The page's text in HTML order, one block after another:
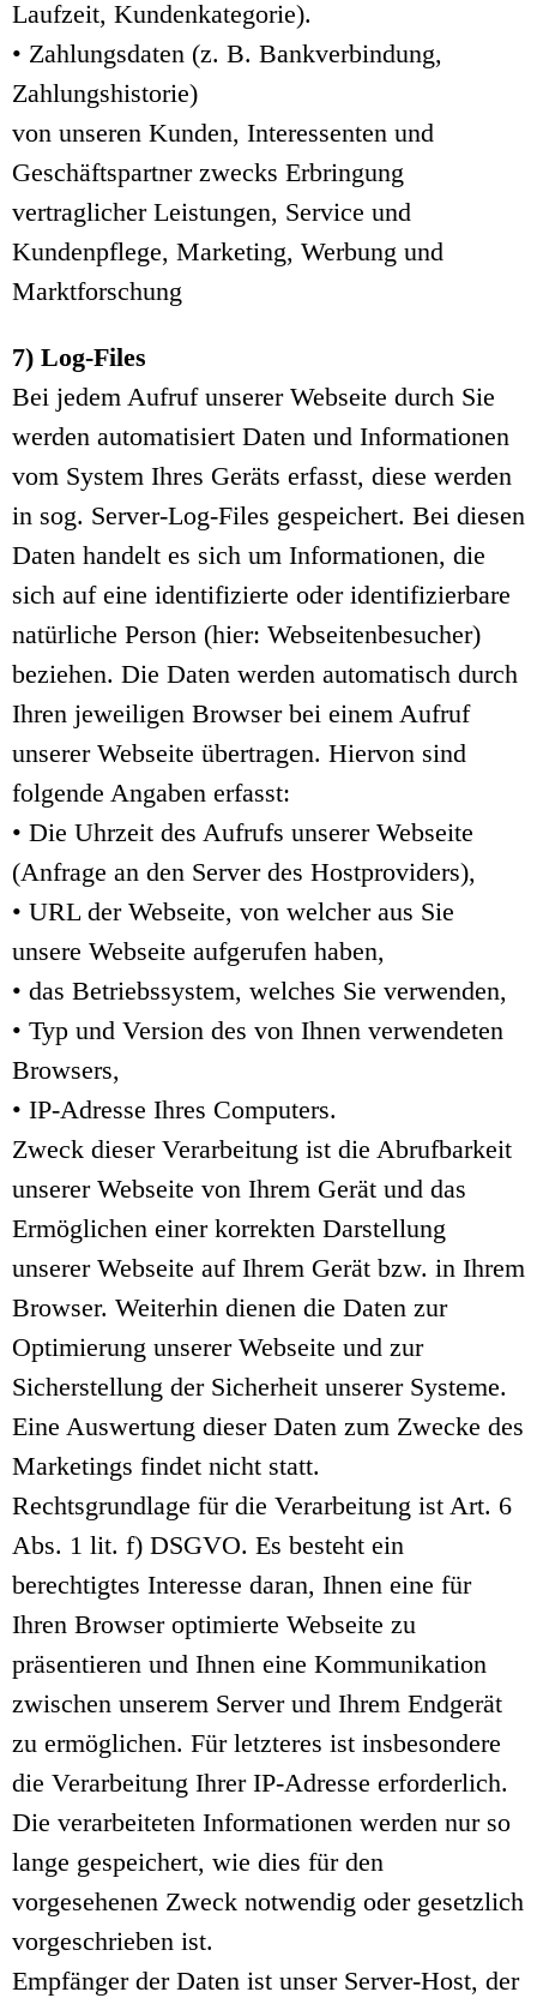
Laufzeit, Kundenkategorie).
• Zahlungsdaten (z. B. Bankverbindung,
Zahlungshistorie)
von unseren Kunden, Interessenten und
Geschäftspartner zwecks Erbringung
vertraglicher Leistungen, Service und
Kundenpflege, Marketing, Werbung und
Marktforschung
7) Log-Files
Bei jedem Aufruf unserer Webseite durch Sie
werden automatisiert Daten und Informationen
vom System Ihres Geräts erfasst, diese werden
in sog. Server-Log-Files gespeichert. Bei diesen
Daten handelt es sich um Informationen, die
sich auf eine identifizierte oder identifizierbare
natürliche Person (hier: Webseitenbesucher)
beziehen. Die Daten werden automatisch durch
Ihren jeweiligen Browser bei einem Aufruf
unserer Webseite übertragen. Hiervon sind
folgende Angaben erfasst:
• Die Uhrzeit des Aufrufs unserer Webseite
(Anfrage an den Server des Hostproviders),
• URL der Webseite, von welcher aus Sie
unsere Webseite aufgerufen haben,
• das Betriebssystem, welches Sie verwenden,
• Typ und Version des von Ihnen verwendeten
Browsers,
• IP-Adresse Ihres Computers.
Zweck dieser Verarbeitung ist die Abrufbarkeit
unserer Webseite von Ihrem Gerät und das
Ermöglichen einer korrekten Darstellung
unserer Webseite auf Ihrem Gerät bzw. in Ihrem
Browser. Weiterhin dienen die Daten zur
Optimierung unserer Webseite und zur
Sicherstellung der Sicherheit unserer Systeme.
Eine Auswertung dieser Daten zum Zwecke des
Marketings findet nicht statt.
Rechtsgrundlage für die Verarbeitung ist Art. 6
Abs. 1 lit. f) DSGVO. Es besteht ein
berechtigtes Interesse daran, Ihnen eine für
Ihren Browser optimierte Webseite zu
präsentieren und Ihnen eine Kommunikation
zwischen unserem Server und Ihrem Endgerät
zu ermöglichen. Für letzteres ist insbesondere
die Verarbeitung Ihrer IP-Adresse erforderlich.
Die verarbeiteten Informationen werden nur so
lange gespeichert, wie dies für den
vorgesehenen Zweck notwendig oder gesetzlich
vorgeschrieben ist.
Empfänger der Daten ist unser Server-Host, der